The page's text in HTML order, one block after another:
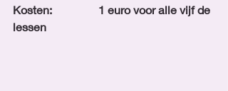
Kosten: 		1 euro voor alle vijf de
lessen